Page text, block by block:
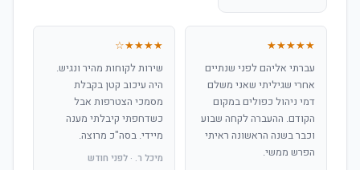
★★★★★
עברתי אליהם לפני שנתיים
אחרי שגיליתי שאני משלם
דמי ניהול כפולים במקום
הקודם. ההעברה לקחה שבוע
וכבר בשנה הראשונה ראיתי
הפרש ממשי.
★★★★☆
שירות לקוחות מהיר ונגיש.
היה עיכוב קטן בקבלת
מסמכי הצטרפות אבל
כשדחפתי קיבלתי מענה
מיידי. בסה"כ מרוצה.
מיכל ר. · לפני חודש